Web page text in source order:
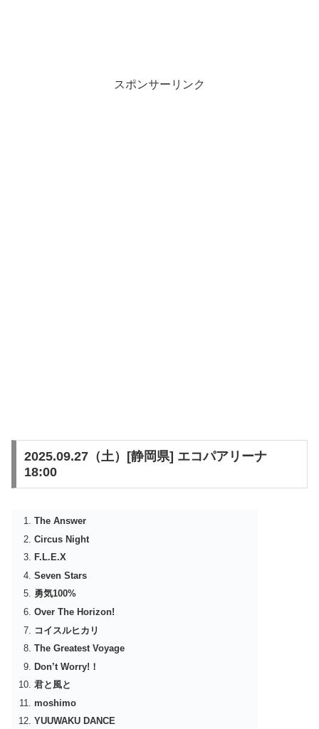
スポンサーリンク
2025.09.27（土）[静岡県] エコパアリーナ
18:00
The Answer
Circus Night
F.L.E.X
Seven Stars
勇気100%
Over The Horizon!
コイスルヒカリ
The Greatest Voyage
Don’t Worry!！
君と風と
moshimo
YUUWAKU DANCE